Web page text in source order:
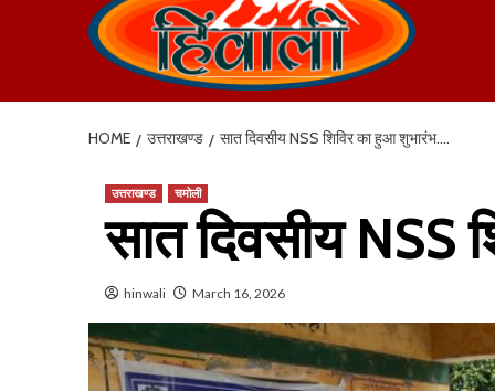
HOME उत्तराखण्ड सात दिवसीय NSS शिविर का हुआ शुभारंभ….
उत्तराखण्ड चमोली
सात दिवसीय NSS
hinwali March 16, 2026